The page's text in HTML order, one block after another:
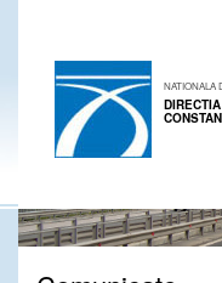
NATIONALA